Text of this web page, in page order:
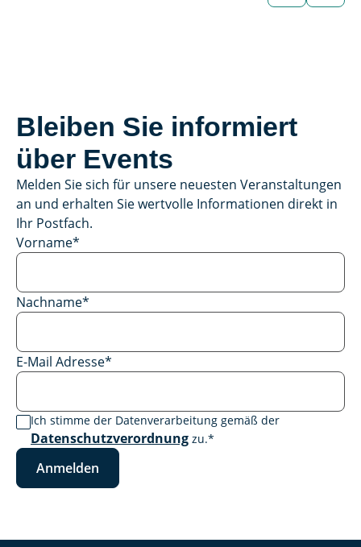
Bleiben Sie informiert
über Events
Melden Sie sich für unsere neuesten Veranstaltungen
an und erhalten Sie wertvolle Informationen direkt in
Ihr Postfach.
Vorname*
Nachname*
E-Mail Adresse*
Ich stimme der Datenverarbeitung gemäß der
Datenschutzverordnung zu.*
Anmelden